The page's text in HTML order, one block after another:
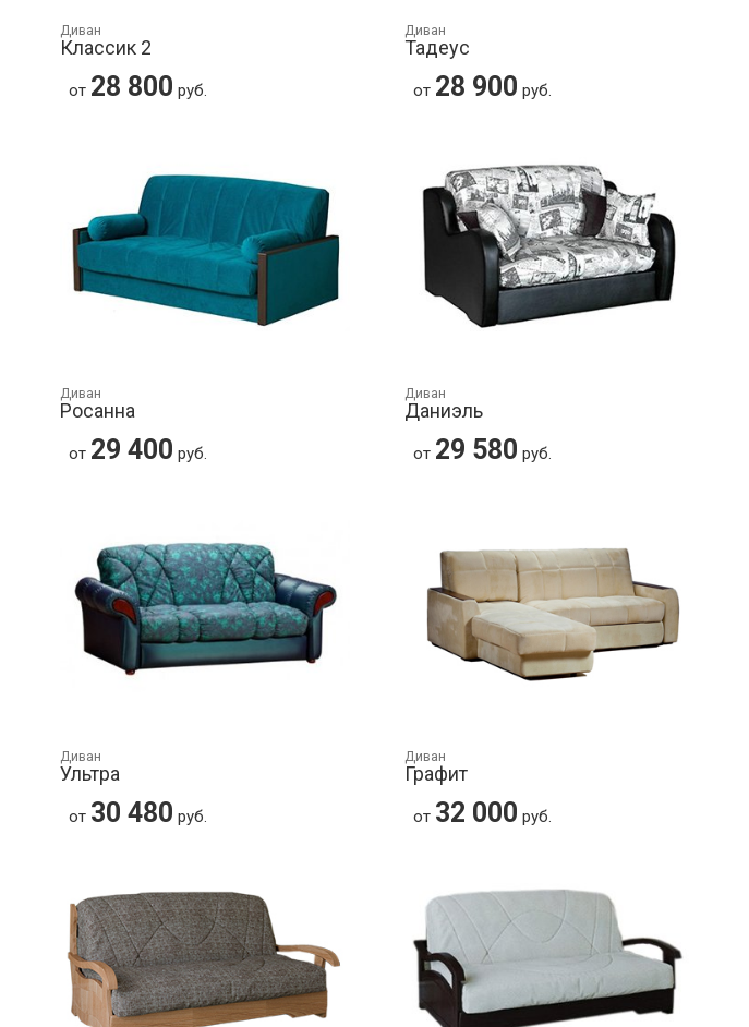
Диван
Классик 2
от 28 800 руб.
Диван
Тадеус
от 28 900 руб.
Диван
Росанна
от 29 400 руб.
Диван
Даниэль
от 29 580 руб.
Диван
Ультра
от 30 480 руб.
Диван
Графит
от 32 000 руб.